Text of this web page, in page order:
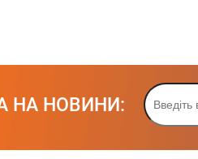
НА НОВИНИ: